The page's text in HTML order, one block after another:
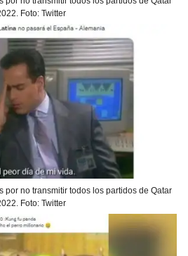
Foto: Twitter
por no transmitir todos los partidos de Qatar
Foto: Twitter